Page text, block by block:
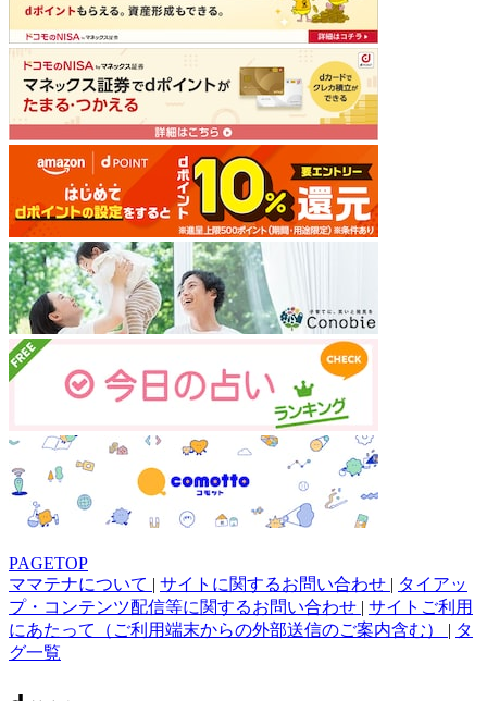
PAGETOP
ママテナについて | サイトに関するお問い合わせ | タイアッ
プ・コンテンツ配信等に関するお問い合わせ | サイトご利用
にあたって（ご利用端末からの外部送信のご案内含む） | タ
グ一覧